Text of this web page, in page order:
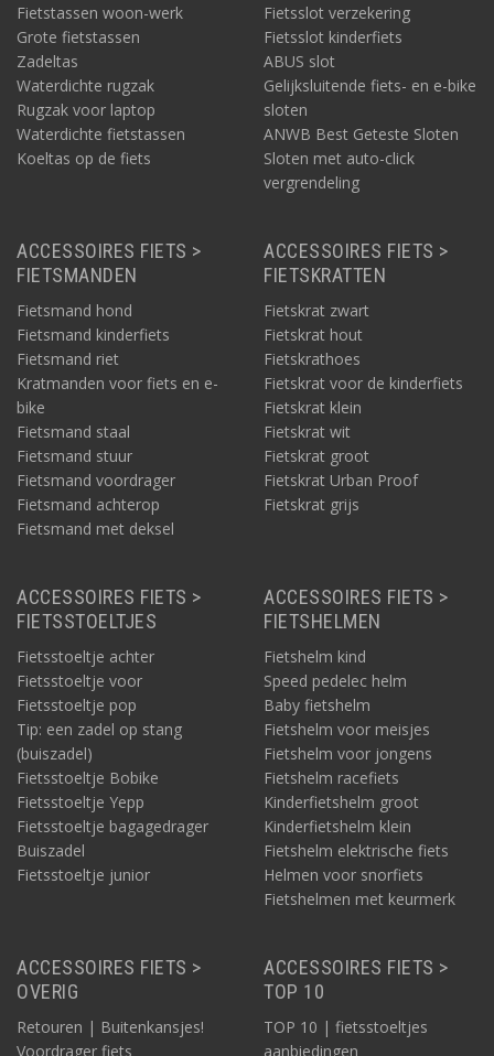
Fietstassen woon-werk
Grote fietstassen
Zadeltas
Waterdichte rugzak
Rugzak voor laptop
Waterdichte fietstassen
Koeltas op de fiets
Fietsslot verzekering
Fietsslot kinderfiets
ABUS slot
Gelijksluitende fiets- en e-bike
sloten
ANWB Best Geteste Sloten
Sloten met auto-click
vergrendeling
ACCESSOIRES FIETS >
FIETSMANDEN
Fietsmand hond
Fietsmand kinderfiets
Fietsmand riet
Kratmanden voor fiets en e-
bike
Fietsmand staal
Fietsmand stuur
Fietsmand voordrager
Fietsmand achterop
Fietsmand met deksel
ACCESSOIRES FIETS >
FIETSKRATTEN
Fietskrat zwart
Fietskrat hout
Fietskrathoes
Fietskrat voor de kinderfiets
Fietskrat klein
Fietskrat wit
Fietskrat groot
Fietskrat Urban Proof
Fietskrat grijs
ACCESSOIRES FIETS >
FIETSSTOELTJES
Fietsstoeltje achter
Fietsstoeltje voor
Fietsstoeltje pop
Tip: een zadel op stang
(buiszadel)
Fietsstoeltje Bobike
Fietsstoeltje Yepp
Fietsstoeltje bagagedrager
Buiszadel
Fietsstoeltje junior
ACCESSOIRES FIETS >
FIETSHELMEN
Fietshelm kind
Speed pedelec helm
Baby fietshelm
Fietshelm voor meisjes
Fietshelm voor jongens
Fietshelm racefiets
Kinderfietshelm groot
Kinderfietshelm klein
Fietshelm elektrische fiets
Helmen voor snorfiets
Fietshelmen met keurmerk
ACCESSOIRES FIETS >
OVERIG
Retouren | Buitenkansjes!
Voordrager fiets
ACCESSOIRES FIETS >
TOP 10
TOP 10 | fietsstoeltjes
aanbiedingen